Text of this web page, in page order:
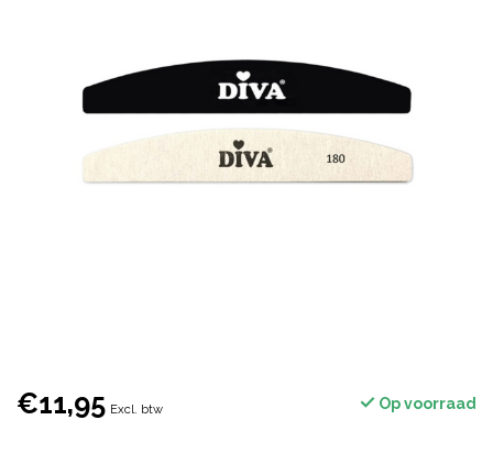
€11,95 Excl. btw Op voorraad